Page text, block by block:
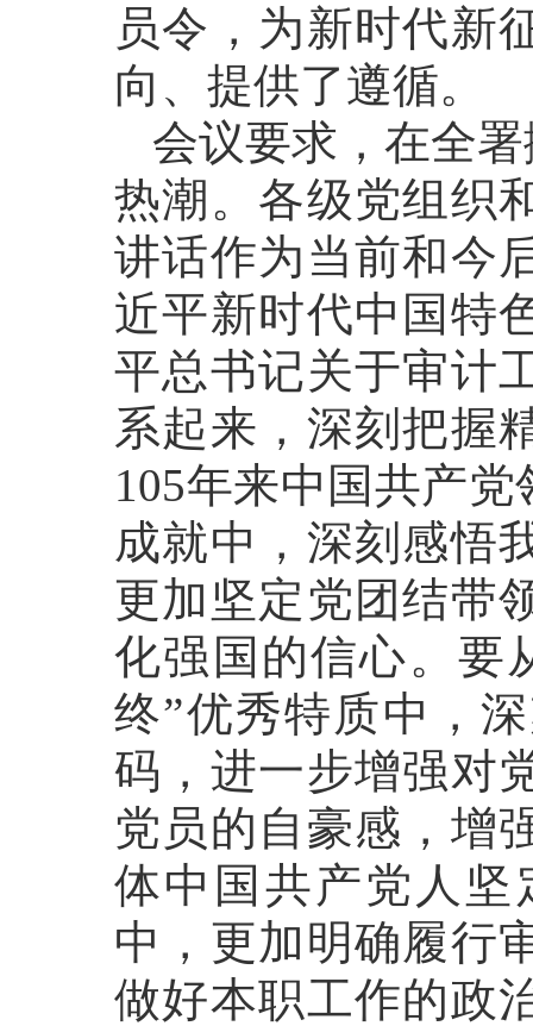
员令，为新时代新
向、提供了遵循。
会议要求，在全
热潮。各级党组织
讲话作为当前和今
近平新时代中国特
平总书记关于审计
系起来，深刻把握
105年来中国共产
成就中，深刻感悟
更加坚定党团结带
化强国的信心。要
终”优秀特质中，
码，进一步增强对
党员的自豪感，增
体中国共产党人坚
中，更加明确履行
做好本职工作的政